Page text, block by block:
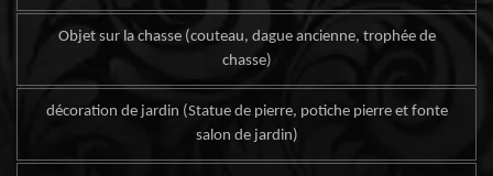
Objet sur la chasse (couteau, dague ancienne, trophée de
chasse)
décoration de jardin (Statue de pierre, potiche pierre et fonte
salon de jardin)